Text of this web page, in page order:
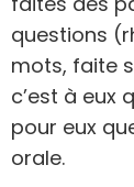
questions
mots, faite
c’est à eux
pour eux
orale.